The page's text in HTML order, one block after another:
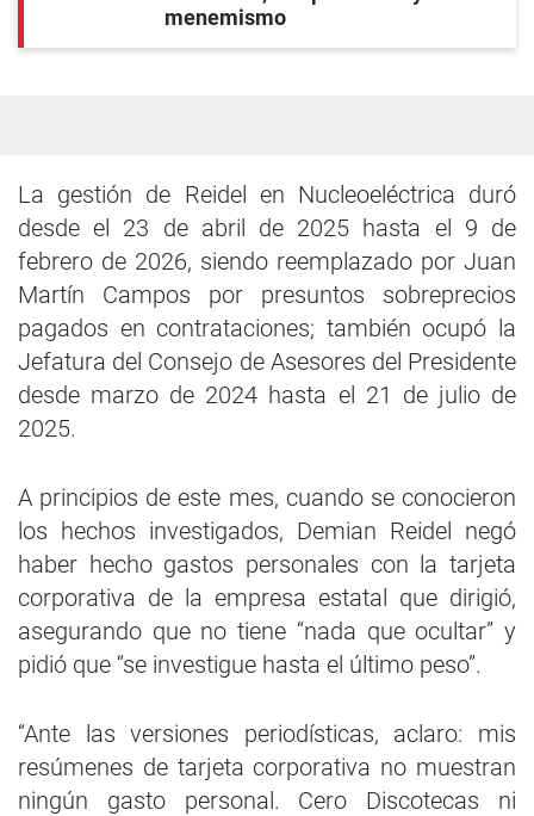
menemismo
La gestión de Reidel en Nucleoeléctrica duró
desde el 23 de abril de 2025 hasta el 9 de
febrero de 2026, siendo reemplazado por Juan
Martín Campos por presuntos sobreprecios
pagados en contrataciones; también ocupó la
Jefatura del Consejo de Asesores del Presidente
desde marzo de 2024 hasta el 21 de julio de
2025.
A principios de este mes, cuando se conocieron
los hechos investigados, Demian Reidel negó
haber hecho gastos personales con la tarjeta
corporativa de la empresa estatal que dirigió,
asegurando que no tiene “nada que ocultar” y
pidió que “se investigue hasta el último peso”.
“Ante las versiones periodísticas, aclaro: mis
resúmenes de tarjeta corporativa no muestran
ningún gasto personal. Cero Discotecas ni